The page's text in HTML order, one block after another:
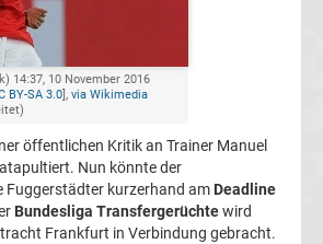
14:37, 10 November 2016
BY-SA 3.0], via Wikimedia
öffentlichen Kritik an Trainer Manuel
Nun könnte der
Fuggerstädter kurzerhand am Deadline
Bundesliga Transfergerüchtewird
Frankfurt in Verbindung gebracht.